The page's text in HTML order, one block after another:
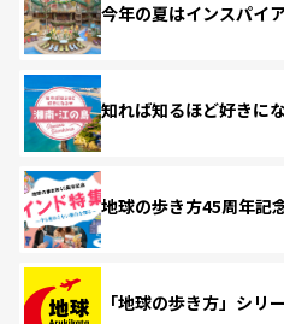
今年の夏はインスパイ
知れば知るほど好きに
地球の歩き方45周年記
「地球の歩き方」シリ